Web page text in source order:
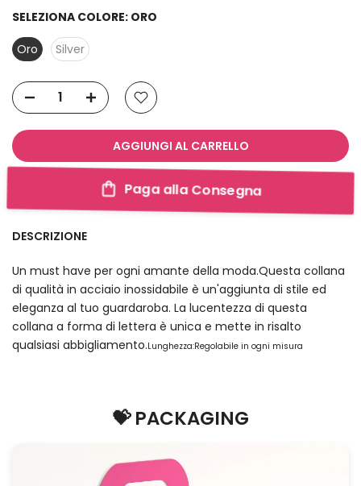
SELEZIONA COLORE: ORO
Oro
Silver
AGGIUNGI AL CARRELLO
Paga alla Consegna
DESCRIZIONE
Un must have per ogni amante della moda.Questa collana
di qualità in acciaio inossidabile è un'aggiunta di stile ed
eleganza al tuo guardaroba. La lucentezza di questa
collana a forma di lettera è unica e mette in risalto
qualsiasi abbigliamento.Lunghezza:Regolabile in ogni misura
💝 PACKAGING